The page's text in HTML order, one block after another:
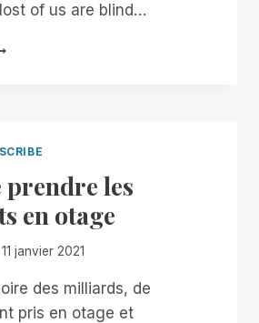
of us are blind…
SCRIBE
prendre les
en otage
11 janvier 2021
des milliards, de
pris en otage et